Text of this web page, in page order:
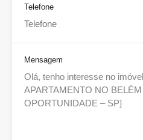
Telefone
Mensagem